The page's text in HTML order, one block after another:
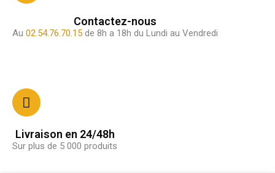
Contactez-nous
Au 02.54.76.70.15 de 8h a 18h du Lundi au Vendredi
Livraison en 24/48h
Sur plus de 5 000 produits